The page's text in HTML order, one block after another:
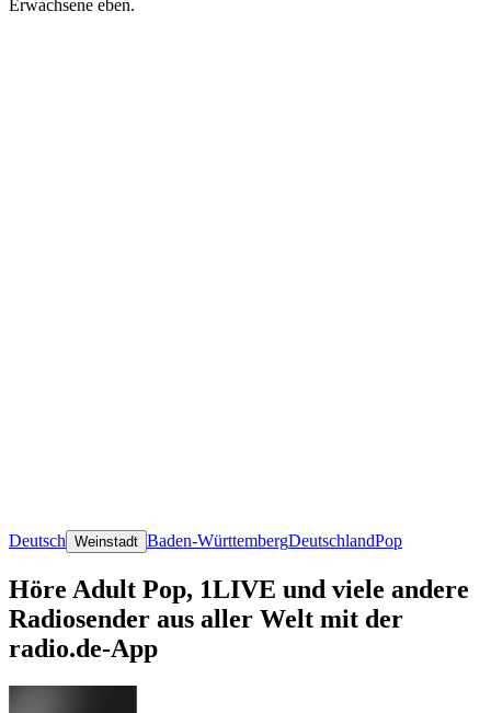
Erwachsene eben.
Deutsch Weinstadt Baden-WürttembergDeutschlandPop
Höre Adult Pop, 1LIVE und viele andere
Radiosender aus aller Welt mit der
radio.de-App